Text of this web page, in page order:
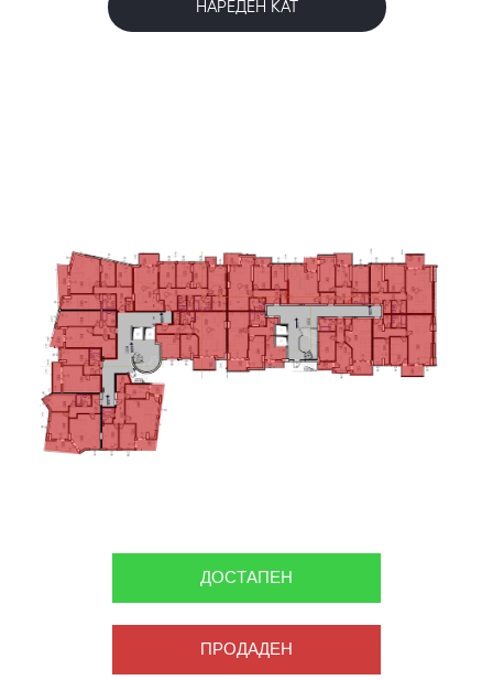
НАРЕДЕН КАТ
ДОСТАПЕН
ПРОДАДЕН